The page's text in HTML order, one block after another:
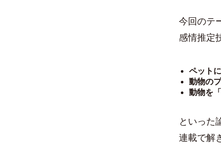
今回のテ
感情推定
ペット
動物の
動物を
といった
連載で解